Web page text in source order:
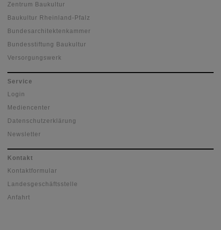
Zentrum Baukultur
Baukultur Rheinland-Pfalz
Bundesarchitektenkammer
Bundesstiftung Baukultur
Versorgungswerk
Service
Login
Mediencenter
Datenschutzerklärung
Newsletter
Kontakt
Kontaktformular
Landesgeschäftsstelle
Anfahrt